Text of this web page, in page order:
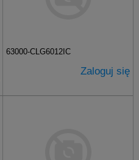
63000-CLG6012IC
Zaloguj się